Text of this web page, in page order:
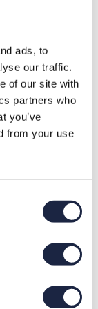
ads, to
our traffic.
of our site with
partners who
you’ve
from your use
vrachtwagens
wij een
kan door de
. Een container
voor het
sloopafval, hout,
gaat snel en